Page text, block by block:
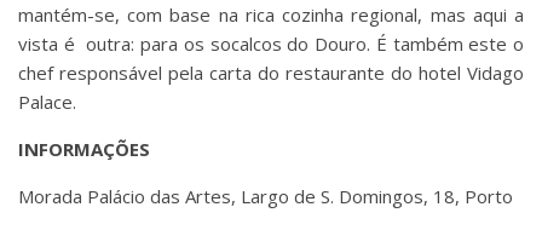
mantém-se, com base na rica cozinha regional, mas aqui a
vista é outra: para os socalcos do Douro. É também este o
chef responsável pela carta do restaurante do hotel Vidago
Palace.
INFORMAÇÕES
Morada Palácio das Artes, Largo de S. Domingos, 18, Porto